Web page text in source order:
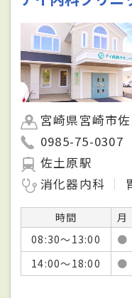
宮崎県宮崎市
0985-75-0307
佐土原駅
消化器内科
時間 月
08:30～13:00
●
14:00～18:00
●